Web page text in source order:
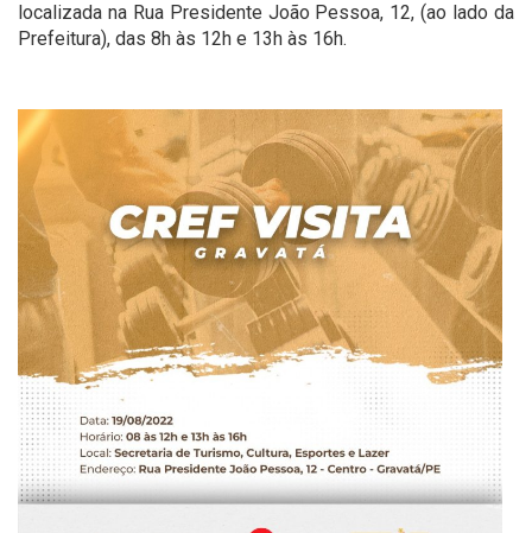
localizada na Rua Presidente João Pessoa, 12, (ao lado da
Prefeitura), das 8h às 12h e 13h às 16h.